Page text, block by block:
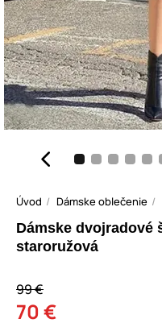
Úvod Dámske oblečenie
Dámske dvojradové
staroružová
99 €
70 €